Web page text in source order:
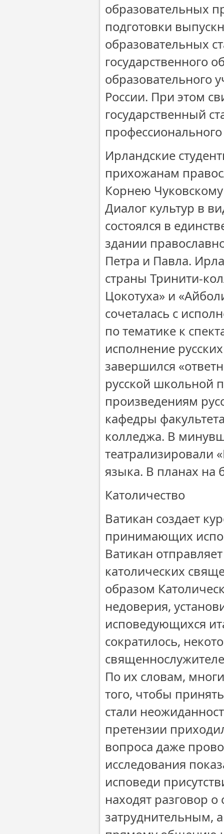
образовательных
подготовки
образовательных
государственного
образовательного
России. При этом
государственный
Ирландские
прихожанам
Корнею Чуковскому
Диалог культур в
состоялся в
здании
Петра и Павла.
страны Тринити-
Цокотуха» и
сочеталась с
по тематике к
исполнение
завершился
русской школьной
произведениям
кафедры
колледжа. В
театрализировали
языка. В планах на
Католичество
Ватикан создает
принимающих
Ватикан
католических
образом
недоверия,
исповедующихся
сократилось,
По их словам,
того, чтобы
стали
претензии
вопроса даже
исследования
исповеди
находят разговор
затруднительным,